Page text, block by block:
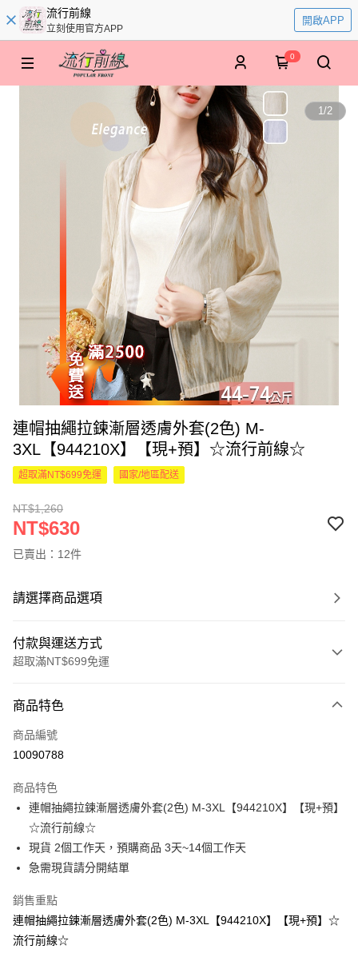
流行前線
立刻使用官方APP
開啟APP
0
1/2
連帽抽繩拉鍊漸層透膚外套(2色) M-
3XL【944210X】【現+預】☆流行前線☆
超取滿NT$699免運 國家/地區配送
NT$1,260
NT$630
已賣出：12件
請選擇商品選項
付款與運送方式
超取滿NT$699免運
信用卡一次付款
超商取貨付款
Apple Pay
街口支付
悠遊付
Google Pay
全支付
商品特色
商品編號
10090788
商品特色
連帽抽繩拉鍊漸層透膚外套(2色) M-3XL【944210X】【現+預】
☆流行前線☆
現貨 2個工作天，預購商品 3天~14個工作天
急需現貨請分開結單
銷售重點
連帽抽繩拉鍊漸層透膚外套(2色) M-3XL【944210X】【現+預】☆
流行前線☆